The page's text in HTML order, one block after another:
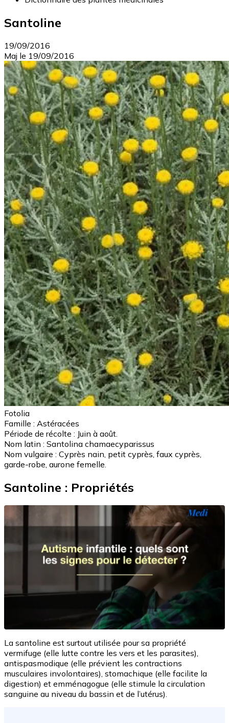
Santoline
19/09/2016
Maj le 19/09/2016
Fotolia
Famille : Astéracées
Période de récolte : Juin à août.
Nom latin : Santolina chamaecyparissus
Nom vulgaire : Cyprès nain, petit cyprès, faux cyprès,
garde-robe, aurone femelle.
Santoline : Propriétés
La santoline est surtout utilisée pour sa propriété
vermifuge (elle lutte contre les vers et les parasites),
antispasmodique (elle prévient les contractions
musculaires involontaires), stomachique (elle facilite la
digestion) et emménagogue (elle stimule la circulation
sanguine au niveau du bassin et de l’utérus).